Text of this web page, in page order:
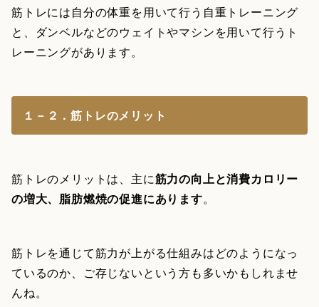
筋トレには自分の体重を用いて行う自重トレーニング
と、ダンベルなどのウェイトやマシンを用いて行うト
レーニングがあります。
１－２．筋トレのメリット
筋トレのメリットは、主に筋力の向上と消費カロリー
の増大、脂肪燃焼の促進にあります。
筋トレを通じて筋力が上がる仕組みはどのようになっ
ているのか、ご存じないという方も多いかもしれませ
んね。